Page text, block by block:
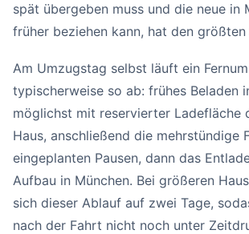
spät übergeben muss und die neue in
früher beziehen kann, hat den größten
Am Umzugstag selbst läuft ein
typischerweise so ab: frühes Beladen
möglichst mit reservierter Ladefläche
Haus, anschließend die mehrstündige
eingeplanten Pausen, dann das
Aufbau in München. Bei größeren
sich dieser Ablauf auf zwei Tage,
nach der Fahrt nicht noch unter